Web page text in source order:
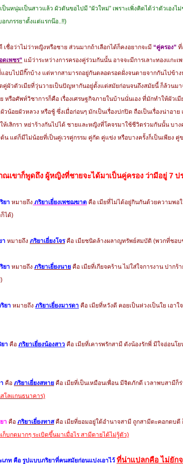
ป็นหนุ่มเป็นสาวแล้ว ผัวดันขอไปมี “ผัวใหม่” เพราะเพิ่งคิดได้ว่าตัวเอง
อกภรรยาตั้งแต่แรกน๊อ..!!)
เชื่อว่าไม่ว่าหญิงหรือชาย ส่วนมากถ้าเลือกได้ก็คงอยากจะมี “คู่ครอง” ที่
ดเพชร” แม้ว่าระหว่างการครองคู่ร่วมกันนั้น อาจจะมีการเลาะทองแกะ
อบไปมีกิ๊กบ้าง แต่หากสามารถอยู่กันตลอดรอดฝั่งจนตายจากกันไปข้า
คู่ผัวตัวเมียที่วุ่นวายเป็นปัญหากันอยู่ตั้งแต่สมัยก่อนจนถึงสมัยนี้ ก็ล้วนมาจ
หรือศัพท์วิชาการก็คือ เรื่องเศรษฐกิจภายในบ้านนั่นเอง ที่มักทำให้ผัวเมี
ผัวน้อยผัวหลวง หรือชู้ ซึ่งเมื่อก่อนๆ มักเป็นเรื่องปกปิด ถือเป็นเรื่องน่า
ห้เลิกรา หย่าร้างกันไปได้ ชายและหญิงที่โคจรมาใช้ชีวิตร่วมกันนั้น บ
น แต่ก็มีไม่น้อยที่เป็นคู่เวรคู่กรรม คู่กัด คู่แข่ง หรือบางครั้งก็เป็นเพียง คู่
ณเขาก็พูดถึง ผู้หญิงที่ชายจะได้มาเป็นคู่ครอง ว่ามีอยู่ 7 ป
ยา หมายถึง ภริยาเยี่ยงเพชฌฆาต คือ เมียที่ไม่ได้อยู่กินกันด้วยความพอ
ได้)
า หมายถึง ภริยาเยี่ยงโจรคือ เมียชนิดล้างผลาญทรัพย์สมบัติ (พวกที่ชอบ
ยา หมายถึง ภริยาเยี่ยงนาย คือ เมียที่เกียจคร้าน ไม่ใส่ใจการงาน ปาก
ยา หมายถึง ภริยาเยี่ยงมารดา คือ เมียที่หวังดี คอยเป็นห่วงเป็นใย เอา
า คือ ภริยาเยี่ยงน้องสาว คือ เมียที่เคารพรักสามี ดังน้องรักพี่ มีใจอ่อนโ
คือ ภริยาเยี่ยงสหาย คือ เมียที่เป็นเหมือนเพื่อน มีจิตภักดี เวลาพบสามีก็
โลแกนธนาคาร)
า คือ ภริยาเยี่ยงทาสคือ เมียที่ยอมอยู่ใต้อำนาจสามี ถูกสามีตะคอกตบตี
ก็บกดมากๆ ระเบิดขึ้นมาเมื่อไร สามีตายได้ไม่รู้ตัว)
เภท คือ รูปแบบภริยาที่คนสมัยก่อนแบ่งเอาไว้ ที่น่าแปลกคือ ไม่ยักจ